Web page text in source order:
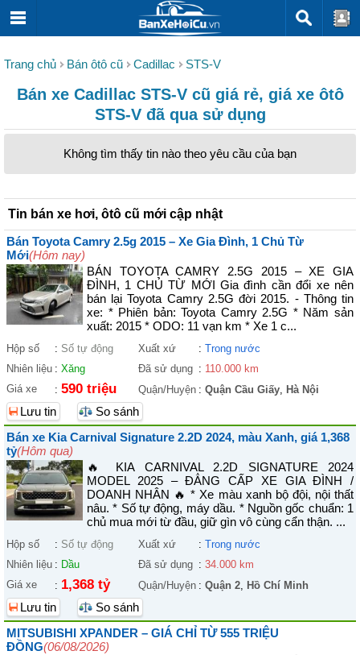
Trang chủ Bán ôtô cũ Cadillac STS-V
Bán xe Cadillac STS-V cũ giá rẻ, giá xe ôtô
STS-V đã qua sử dụng
Không tìm thấy tin nào theo yêu cầu của bạn
Tin bán xe hơi, ôtô cũ mới cập nhật
Bán Toyota Camry 2.5g 2015 – Xe Gia Đình, 1 Chủ Từ
Mới(Hôm nay)
BÁN TOYOTA CAMRY 2.5G 2015 – XE GIA
ĐÌNH, 1 CHỦ TỪ MỚI Gia đình cần đổi xe nên
bán lại Toyota Camry 2.5G đời 2015. - Thông tin
xe: * Phiên bản: Toyota Camry 2.5G * Năm sản
xuất: 2015 * ODO: 11 vạn km * Xe 1 c...
Hộp số : Số tự động Xuất xứ : Trong nước
Nhiên liệu : Xăng Đã sử dụng : 110.000 km
Giá xe
: 590 triệu Quận/Huyện : Quận Cầu Giấy, Hà Nội
Lưu tin
So sánh
Bán xe Kia Carnival Signature 2.2D 2024, màu Xanh, giá 1,368
tỷ(Hôm qua)
🔥 KIA CARNIVAL 2.2D SIGNATURE 2024
MODEL 2025 – ĐẲNG CẤP XE GIA ĐÌNH /
DOANH NHÂN 🔥 * Xe màu xanh bộ đội, nội thất
nâu. * Số tự động, máy dầu. * Nguồn gốc chuẩn: 1
chủ mua mới từ đầu, giữ gìn vô cùng cẩn thận. ...
Hộp số : Số tự động Xuất xứ : Trong nước
Nhiên liệu : Dầu Đã sử dụng : 34.000 km
Giá xe
: 1,368 tỷ Quận/Huyện : Quận 2, Hồ Chí Minh
Lưu tin
So sánh
MITSUBISHI XPANDER – GIÁ CHỈ TỪ 555 TRIỆU
ĐỒNG(06/08/2026)